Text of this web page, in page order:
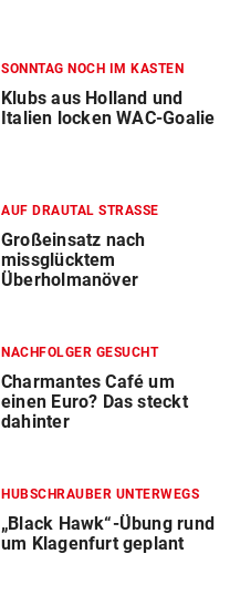
SONNTAG NOCH IM KASTEN
Klubs aus Holland und
Italien locken WAC-Goalie
AUF DRAUTAL STRASSE
Großeinsatz nach
missglücktem
Überholmanöver
NACHFOLGER GESUCHT
Charmantes Café um
einen Euro? Das steckt
dahinter
HUBSCHRAUBER UNTERWEGS
„Black Hawk“-Übung rund
um Klagenfurt geplant